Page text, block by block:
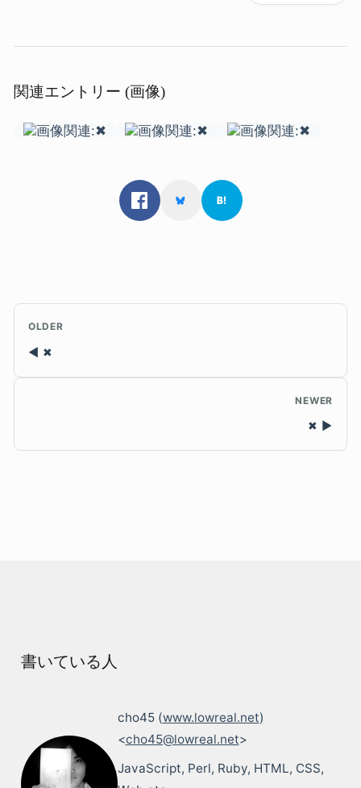
関連エントリー (画像)
OLDER
✖
NEWER
✖
書いている人
cho45 (www.lowreal.net)
<cho45@lowreal.net>
JavaScript, Perl, Ruby, HTML, CSS,